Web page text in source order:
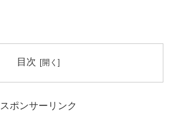
目次
スポンサーリンク